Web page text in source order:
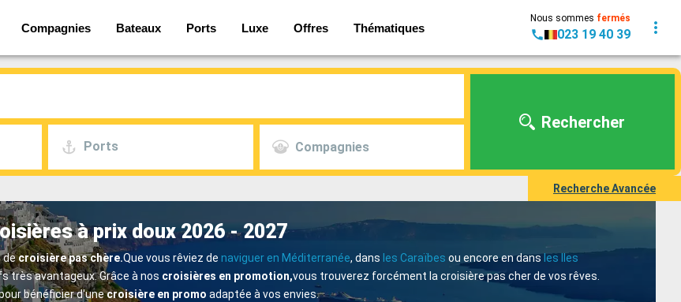
Compagnies Bateaux Ports Luxe Offres Thématiques
Nous sommes fermés
023 19 40 39
Ports Compagnies
Rechercher
Recherche Avancée
à prix doux 2026 - 2027
decroisière pas chère.Que vous rêviez de naviguer en Méditerranée, dans les Caraïbes ou encore en dans les Iles
très avantageux. Grâce à nos croisières en promotion,vous trouverez forcément la croisière pas cher de vos rêves.
bénéficier d'unecroisière en promo adaptée à vos envies.